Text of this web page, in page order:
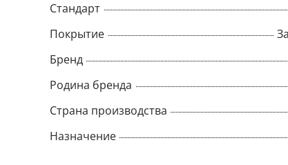
Стандарт
Покрытие
Бренд
Родина бренда
Страна производства
Назначение